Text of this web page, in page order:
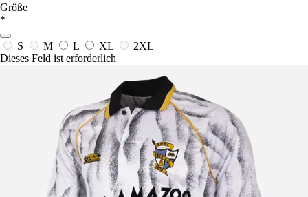
Größe
*
S M L XL
2XL
Dieses Feld ist erforderlich